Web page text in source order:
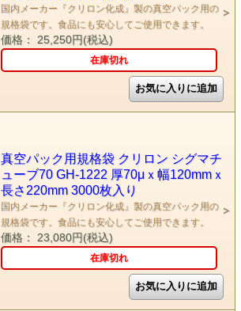
国内メーカー『クリロン化成』製の真空パック用の
規格袋です。食品にも安心してご使用できます。
価格： 25,250円(税込)
在庫切れ
真空パック用規格袋 クリロン シグマチ
ューブ70 GH-1222 厚70μｘ幅120mmｘ
長さ220mm 3000枚入り
国内メーカー『クリロン化成』製の真空パック用の
規格袋です。食品にも安心してご使用できます。
価格： 23,080円(税込)
在庫切れ